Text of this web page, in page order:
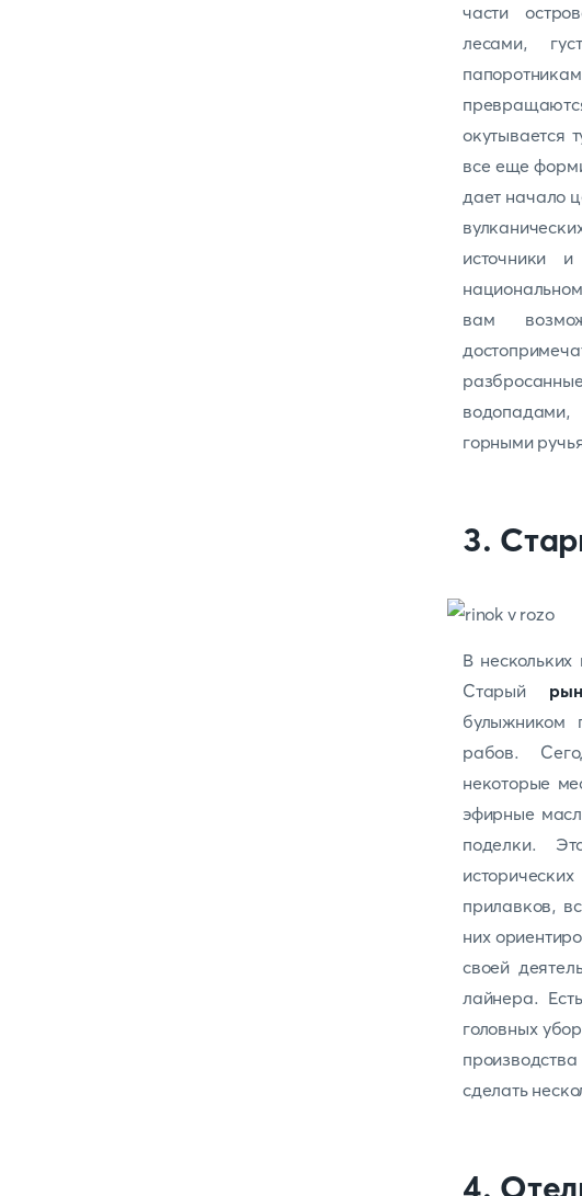
части
лесами,
окутывается
все еще
дает начало
источники
вам
горными
3.
В
Старый
булыжником
рабов.
некоторые
эфирные
поделки.
прилавков,
них
своей
лайнера.
головных
сделать
4.